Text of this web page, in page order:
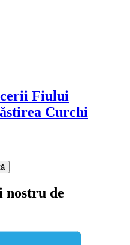
Fiului
Curchi
nostru de